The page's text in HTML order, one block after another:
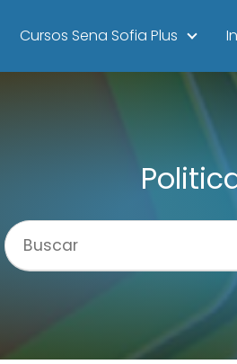
Cursos Sena Sofia Plus